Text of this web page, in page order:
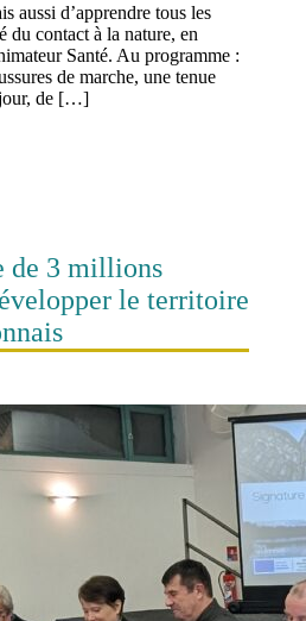
aussi d’apprendre tous les
du contact à la nature, en
Santé. Au programme :
de marche, une tenue
jour, de […]
de 3 millions
le territoire